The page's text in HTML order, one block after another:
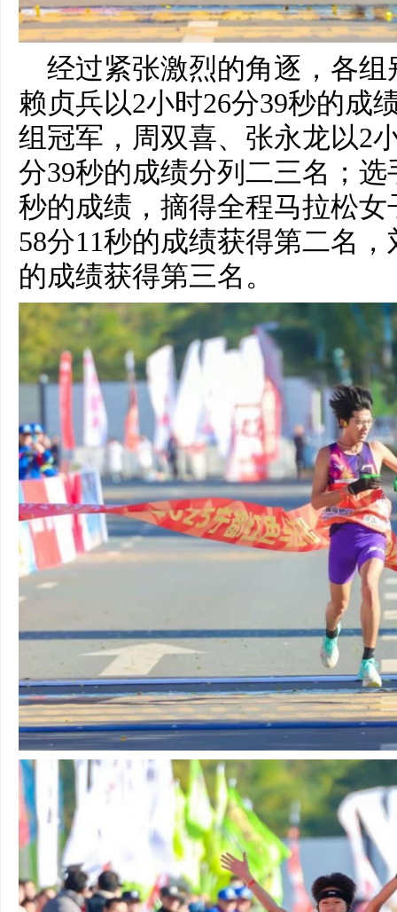
经过紧张激烈的角逐，各
赖贞兵以2小时26分39秒的成
组冠军，周双喜、张永龙以2
分39秒的成绩分列二三名；
秒的成绩，摘得全程马拉松
58分11秒的成绩获得第二名
的成绩获得第三名。